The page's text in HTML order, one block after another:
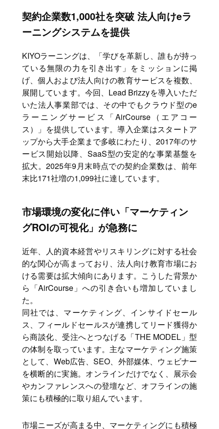
契約企業数1,000社を突破 法人向けeラ
ーニングシステムを提供
KIYOラーニングは、「学びを革新し、誰もが持っ
ている無限の力を引き出す」をミッションに掲
げ、個人および法人向けの教育サービスを複数、
展開しています。今回、Lead Brizzyを導入いただ
いた法人事業部では、その中でもクラウド型のe
ラーニングサービス「AirCourse（エアコー
ス）」を提供しています。導入企業はスタートア
ップから大手企業まで多岐にわたり、2017年のサ
ービス開始以降、SaaS型の安定的な事業基盤を
拡大。2025年9月末時点での契約企業数は、前年
末比171社増の1,099社に達しています。
市場環境の変化に伴い「マーケティン
グROIの可視化」が急務に
近年、人的資本経営やリスキリングに対する社会
的な関心が高まっており、法人向け教育市場にお
ける需要は拡大傾向にあります。こうした背景か
ら「AirCourse」への引き合いも増加していまし
た。
同社では、マーケティング、インサイドセール
ス、フィールドセールスが連携してリード獲得か
ら商談化、受注へとつなげる「THE MODEL」型
の体制を取っています。主なマーケティング施策
として、Web広告、SEO、外部媒体、ウェビナー
を横断的に実施。オンラインだけでなく、展示会
やカンファレンスへの登壇など、オフラインの施
策にも積極的に取り組んでいます。
市場ニーズが高まる中、マーケティングにも積極